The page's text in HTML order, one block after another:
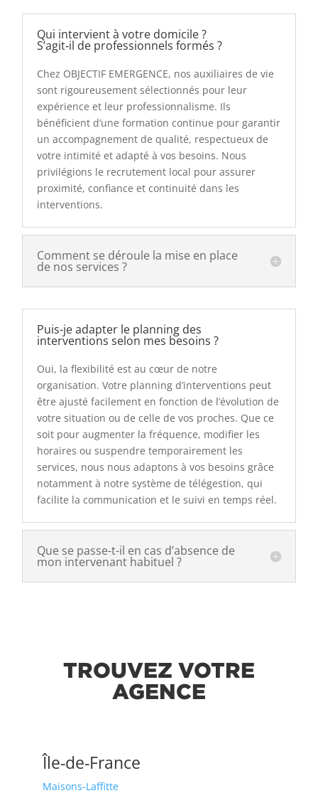
Qui intervient à votre domicile ?
S’agit‑il de professionnels formés ?
Chez OBJECTIF EMERGENCE, nos auxiliaires de vie
sont rigoureusement sélectionnés pour leur
expérience et leur professionnalisme. Ils
bénéficient d’une formation continue pour garantir
un accompagnement de qualité, respectueux de
votre intimité et adapté à vos besoins. Nous
privilégions le recrutement local pour assurer
proximité, confiance et continuité dans les
interventions.
Comment se déroule la mise en place
de nos services ?
Puis-je adapter le planning des
interventions selon mes besoins ?
Oui, la flexibilité est au cœur de notre
organisation. Votre planning d’interventions peut
être ajusté facilement en fonction de l’évolution de
votre situation ou de celle de vos proches. Que ce
soit pour augmenter la fréquence, modifier les
horaires ou suspendre temporairement les
services, nous nous adaptons à vos besoins grâce
notamment à notre système de télégestion, qui
facilite la communication et le suivi en temps réel.
Que se passe-t-il en cas d’absence de
mon intervenant habituel ?
TROUVEZ VOTRE
AGENCE
Île-de-France
Maisons-Laffitte